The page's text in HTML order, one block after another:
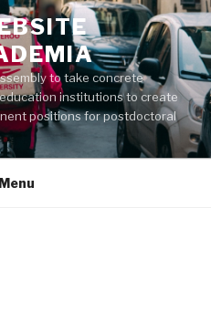
to take concrete
institutions to create
positions for postdoctoral
Menu